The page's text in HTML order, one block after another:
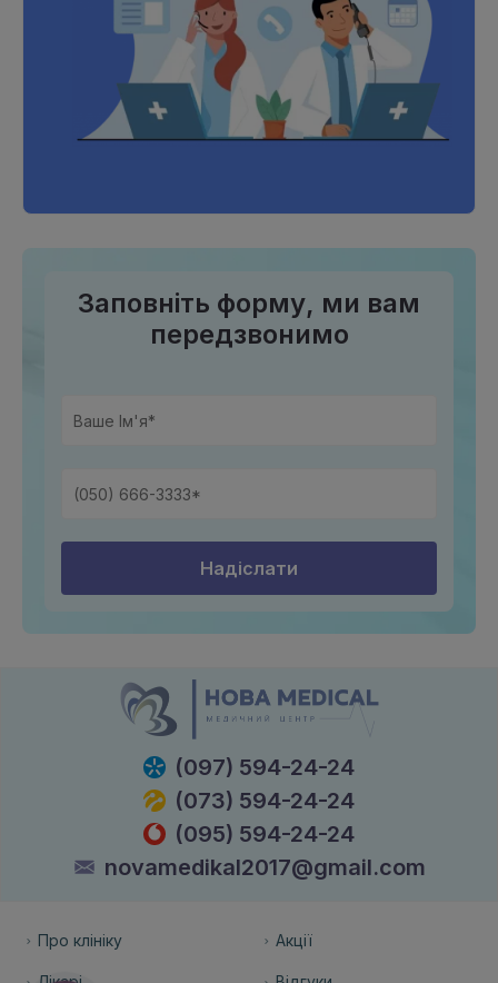
Заповніть форму, ми вам
передзвонимо
Надіслати
(097) 594-24-24
(073) 594-24-24
(095) 594-24-24
novamedikal2017@gmail.com
Про клініку Акції